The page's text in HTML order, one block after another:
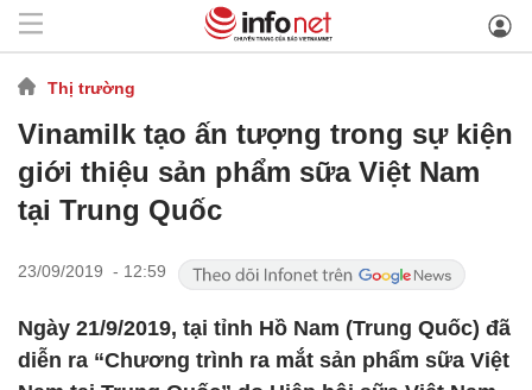
Thị trường
Vinamilk tạo ấn tượng trong sự kiện
giới thiệu sản phẩm sữa Việt Nam
tại Trung Quốc
23/09/2019 - 12:59
Ngày 21/9/2019, tại tỉnh Hồ Nam (Trung Quốc) đã
diễn ra “Chương trình ra mắt sản phẩm sữa Việt